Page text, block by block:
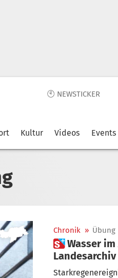
🕙 NEWSTICKER
Kultur Videos Events
Chronik » Übung
 Wasser im Archiv:
üben für den